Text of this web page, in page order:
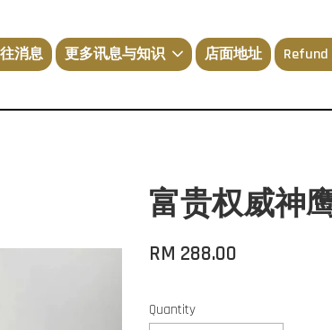
消息 更多讯息与知识 店面地址 Refund
富贵权威神鹰
RM 288.00
Quantity